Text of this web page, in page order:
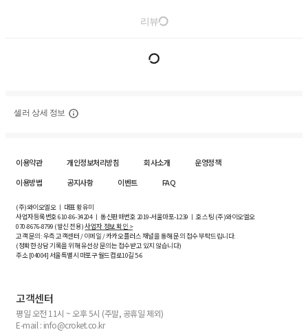
리뷰
셀러 상세 정보
이용약관 개인정보처리방침 회사소개
운영정책
이용방법
공지사항 이벤트 FAQ
(주)와이오엘오 ㅣ 대표 황유미
사업자등록번호610-86-34204ㅣ 통신판매번호 2019-서울마포-1239 ㅣ 호스팅 (주)와이오엘오
070-8676-8799 (발신 전용)사업자 정보 확인 >
고객 문의: 우측 고객센터 / 이메일 / 카카오플러스 채널을 통해 문의 접수 부탁드립니다.
(정확한 상담 기록을 위해 유선상 문의는 접수받고 있지 않습니다)
주소 [04004] 서울특별시 마포구 월드컵로10길5-6
고객센터
평일 오전 11시 ~ 오후 5시 (주말, 공휴일 제외)
E-mail : info@croket.co.kr